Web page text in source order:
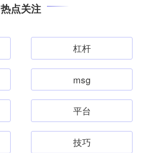
热点关注
杠杆
msg
平台
技巧